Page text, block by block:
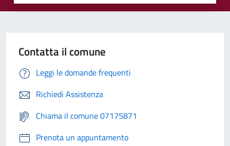
Contatta il comune
Leggi le domande frequenti
Richiedi Assistenza
Chiama il comune 07175871
Prenota un appuntamento